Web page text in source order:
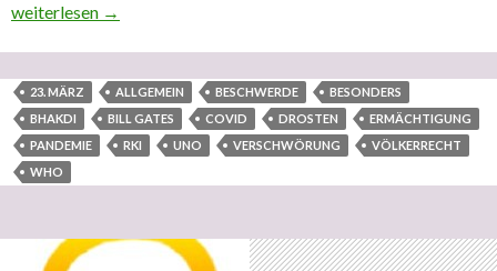
Betrifft: ZÄSUR DER IN VIELEN NATIONEN
weiterlesen →
23. MÄRZ ALLGEMEIN BESCHWERDE
BESONDERS
BHAKDI
BILL GATES COVID DROSTEN
ERMÄCHTIGUNG
PANDEMIE
RKI UNO VERSCHWÖRUNG
VÖLKERRECHT
WHO